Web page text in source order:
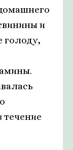
и
голоду,
течение